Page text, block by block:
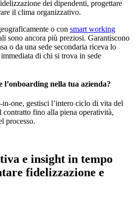
dei dipendenti, progettare
il clima organizzativo.
o con smart working
sono ancora più preziosi. Garantiscono
o da una sede secondaria riceva lo
di chi si trova in sede
l’onboarding nella tua azienda?
one, gestisci l’intero ciclo di vita del
contratto fino alla piena operatività,
processo.
e insight in tempo
fidelizzazione e